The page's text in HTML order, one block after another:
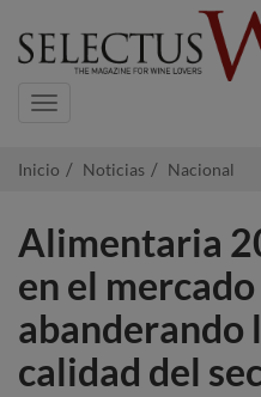
Navigation
Inicio Noticias Nacional
Alimentaria
en el
abanderando
calidad del